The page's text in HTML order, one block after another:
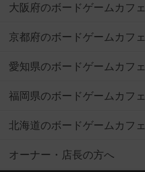
大阪府のボードゲームカフェ
京都府のボードゲームカフェ
愛知県のボードゲームカフェ
福岡県のボードゲームカフェ
北海道のボードゲームカフェ
オーナー・店長の方へ